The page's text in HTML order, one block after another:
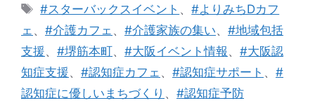
ー
タ
グ
#スターバックスイベント 、#よりみちDカフ
ェ 、 #介護カフェ 、 #介護家族の集い、 #地域包括
支援、 #堺筋本町、 #大阪イベント情報 、 #大阪認
知症支援、 #認知症カフェ 、 #認知症サポート 、 #
認知症に優しいまちづくり 、 #認知症予防